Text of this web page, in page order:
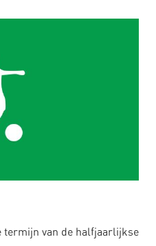
termijn van de halfjaarlijkse